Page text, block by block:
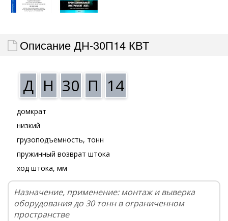
Описание ДН-30П14 КВТ
Д Н 30 П 14
домкрат
низкий
грузоподъемность, тонн
пружинный возврат штока
ход штока, мм
Назначение, применение: монтаж и выверка
оборудования до 30 тонн в ограниченном
пространстве